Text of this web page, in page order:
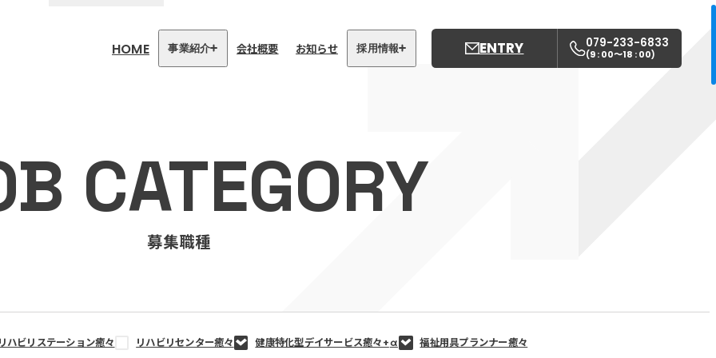
HOME 事業紹介
リハビリセンター癒々
健康特化型デイサービス癒々＋
α
福祉用具プランナー癒々
姫路中央保育園
会社概要 お知らせ 採用情報 ENTRY 079-233-6833
(9 : 00〜18 : 00)
CATEGORY
募集職種
ハビリステーション癒々 リハビリセンター癒々 健康特化型デイサービス癒々+α 福祉用具プランナー癒々